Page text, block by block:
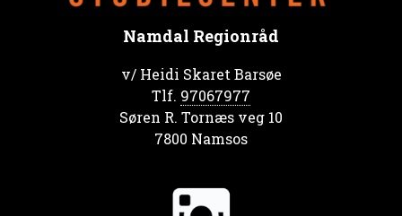
Namdal Regionråd
v/ Heidi Skaret Barsøe
Tlf. 97067977
Søren R. Tornæs veg 10
7800 Namsos